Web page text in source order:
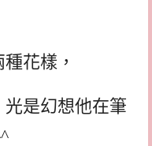
花樣，
是幻想他在筆